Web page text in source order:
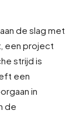
de slag met
een project
strijd is
een
in
de